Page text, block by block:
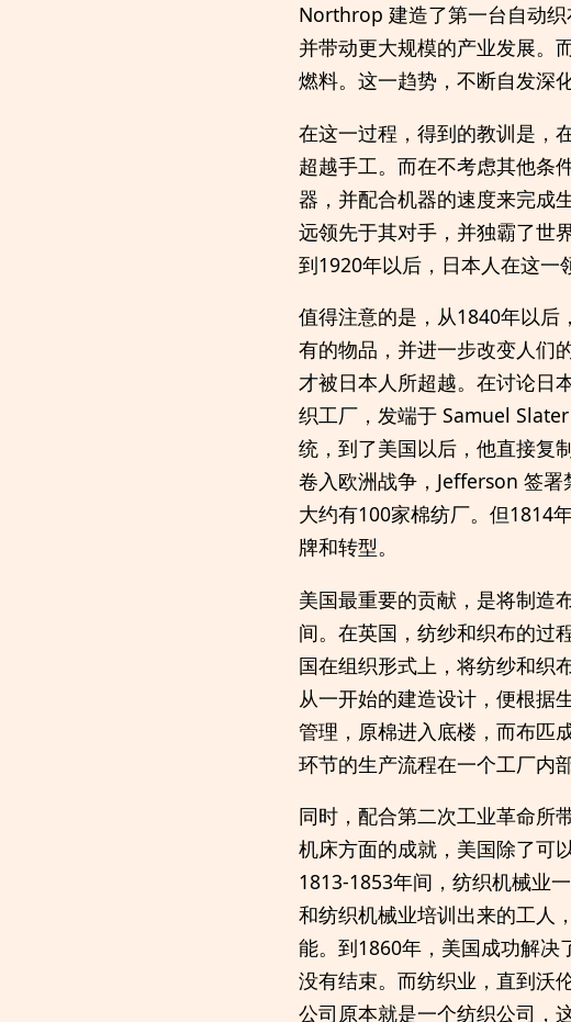
Northrop 建造了第一台自动织
并带动更大规模的产业发展。
燃料。这一趋势，不断自发深
在这一过程，得到的教训是，
超越手工。而在不考虑其他条
器，并配合机器的速度来完成
远领先于其对手，并独霸了世
到1920年以后，日本人在这一
值得注意的是，从1840年以后
有的物品，并进一步改变人们
才被日本人所超越。在讨论日
织工厂，发端于 Samuel
统，到了美国以后，他直接复
卷入欧洲战争，Jefferson 签
大约有100家棉纺厂。但1814
牌和转型。
美国最重要的贡献，是将制造
间。在英国，纺纱和织布的过
国在组织形式上，将纺纱和织
从一开始的建造设计，便根据
管理，原棉进入底楼，而布匹
环节的生产流程在一个工厂内
同时，配合第二次工业革命所
机床方面的成就，美国除了可
1813-1853年间，纺织机械业
和纺织机械业培训出来的工人
能。到1860年，美国成功解决
没有结束。而纺织业，直到沃
公司原本就是一个纺织公司，